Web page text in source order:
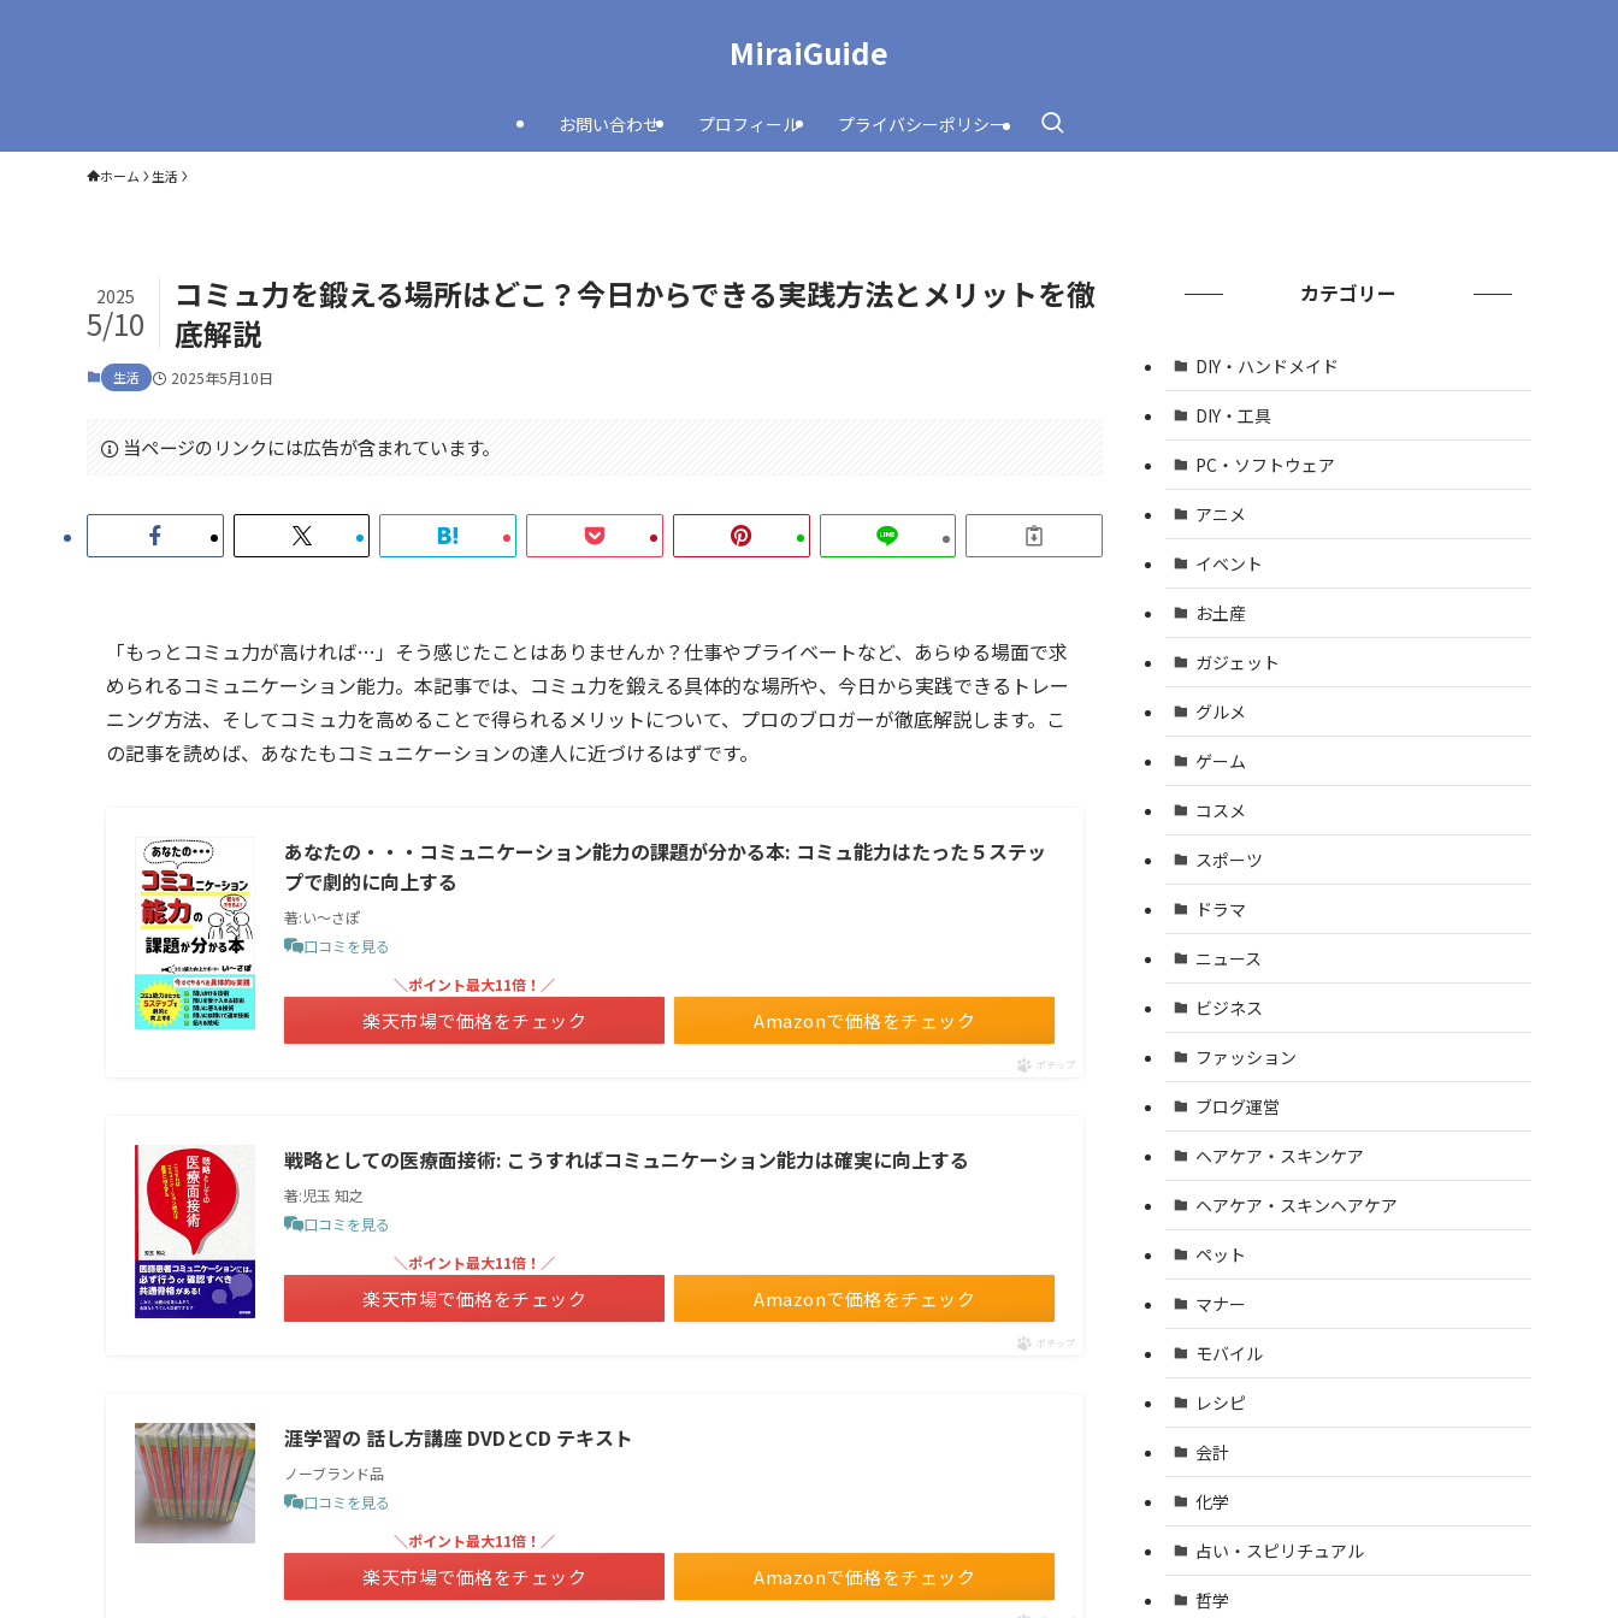
MiraiGuide
お問い合わせ プロフィール プライバシーポリシー
ホーム 生活
コミュ力を鍛える場所はどこ？今日からできる実践方法とメリットを徹
底解説
2025
5/10
生活 2025年5月10日
当ページのリンクには広告が含まれています。
「もっとコミュ力が高ければ…」そう感じたことはありませんか？仕事やプライベートなど、あらゆる場面で求
められるコミュニケーション能力。本記事では、コミュ力を鍛える具体的な場所や、今日から実践できるトレー
ニング方法、そしてコミュ力を高めることで得られるメリットについて、プロのブロガーが徹底解説します。こ
の記事を読めば、あなたもコミュニケーションの達人に近づけるはずです。
あなたの・・・コミュニケーション能力の課題が分かる本: コミュ能力はたった５ステッ
プで劇的に向上する
著:い〜さぽ
口コミを見る
Amazonで価格をチェック
＼ポイント最大11倍！／
楽天市場で価格をチェック
ポチップ
戦略としての医療面接術: こうすればコミュニケーション能力は確実に向上する
著:児玉 知之
口コミを見る
Amazonで価格をチェック
＼ポイント最大11倍！／
楽天市場で価格をチェック
ポチップ
涯学習の 話し方講座 DVDとCD テキスト
ノーブランド品
口コミを見る
Amazonで価格をチェック
＼ポイント最大11倍！／
楽天市場で価格をチェック
カテゴリー
DIY・ハンドメイド
DIY・工具
PC・ソフトウェア
アニメ
イベント
お土産
ガジェット
グルメ
ゲーム
コスメ
スポーツ
ドラマ
ニュース
ビジネス
ファッション
ブログ運営
ヘアケア・スキンケア
ヘアケア・スキンヘアケア
ペット
マナー
モバイル
レシピ
会計
化学
占い・スピリチュアル
哲学